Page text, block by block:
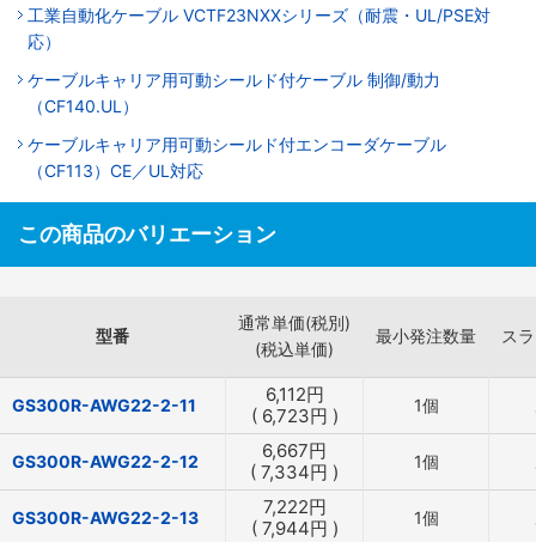
工業自動化ケーブル VCTF23NXXシリーズ（耐震・UL/PSE対
応）
ケーブルキャリア用可動シールド付ケーブル 制御/動力
（CF140.UL）
ケーブルキャリア用可動シールド付エンコーダケーブル
（CF113）CE／UL対応
この商品のバリエーション
型番
通常単価(税別)
(税込単価)
最小発注数量 ス
GS300R-AWG22-2-11 6,112円
( 6,723円 ) 1個
GS300R-AWG22-2-12 6,667円
( 7,334円 ) 1個
GS300R-AWG22-2-13 7,222円
( 7,944円 ) 1個